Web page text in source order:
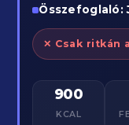
Összefoglaló:
✕ Csak ritkán
900
KCAL